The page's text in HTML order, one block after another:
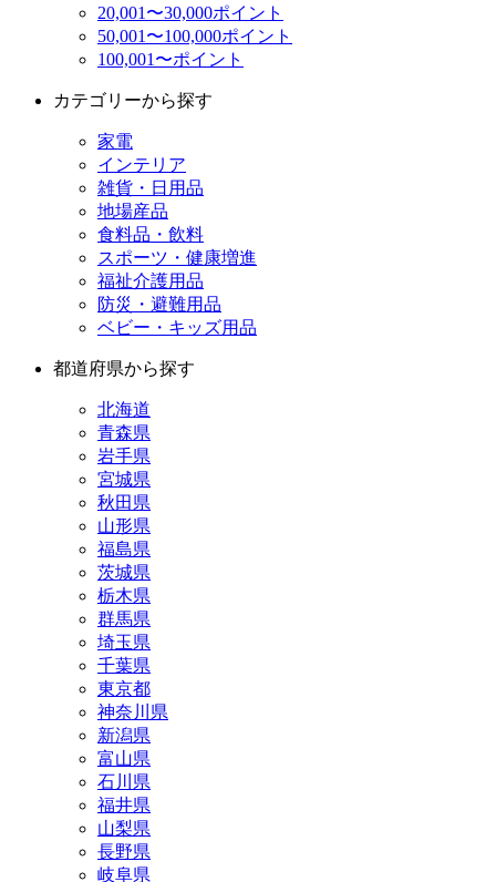
20,001〜30,000ポイント
50,001〜100,000ポイント
100,001〜ポイント
カテゴリーから探す
家電
インテリア
雑貨・日用品
地場産品
食料品・飲料
スポーツ・健康増進
福祉介護用品
防災・避難用品
ベビー・キッズ用品
都道府県から探す
北海道
青森県
岩手県
宮城県
秋田県
山形県
福島県
茨城県
栃木県
群馬県
埼玉県
千葉県
東京都
神奈川県
新潟県
富山県
石川県
福井県
山梨県
長野県
岐阜県